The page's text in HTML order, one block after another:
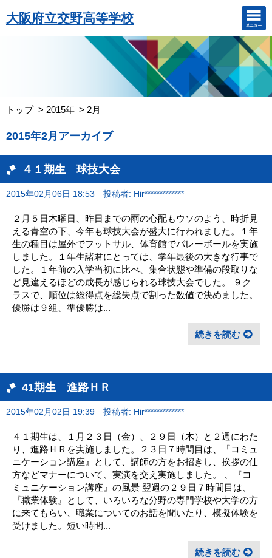
大阪府立交野高等学校
トップ 2015年 2月
2015年2月アーカイブ
４１期生 球技大会
2015年02月06日 18:53 投稿者: Hir*************
２月５日木曜日、昨日までの雨の心配もウソのよう、時折見
える青空の下、今年も球技大会が盛大に行われました。１年
生の種目は屋外でフットサル、体育館でバレーボールを実施
しました。１年生諸君にとっては、学年最後の大きな行事で
した。１年前の入学当初に比べ、集合状態や準備の段取りな
ど見違えるほどの成長が感じられる球技大会でした。 ９ク
ラスで、順位は総得点を総失点で割った数値で決めました。
優勝は９組、準優勝は...
続きを読む
41期生 進路ＨＲ
2015年02月02日 19:39 投稿者: Hir*************
４１期生は、１月２３日（金）、２９日（木）と２週にわた
り、進路ＨＲを実施しました。２３日７時間目は、『コミュ
ニケーション講座』として、講師の方をお招きし、挨拶の仕
方などマナーについて、実演を交え実施しました。 、『コ
ミュニケーション講座』の風景 翌週の２９日７時間目は、
『職業体験』として、いろいろな分野の専門学校や大学の方
に来てもらい、職業についてのお話を聞いたり、模擬体験を
受けました。短い時間...
続きを読む